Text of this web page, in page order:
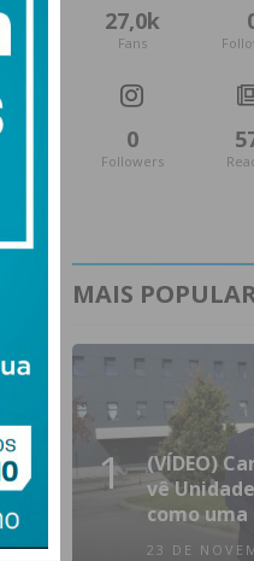
27,0k
Fans
0
Followers
MAIS
1
(VÍDEO)
vê
como
23 DE